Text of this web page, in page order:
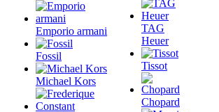
Emporio armani
Fossil
Michael Kors
TAG
Heuer
Tissot
Chopard